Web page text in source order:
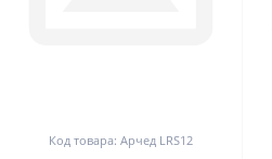
Код товара: Арчед LRS12